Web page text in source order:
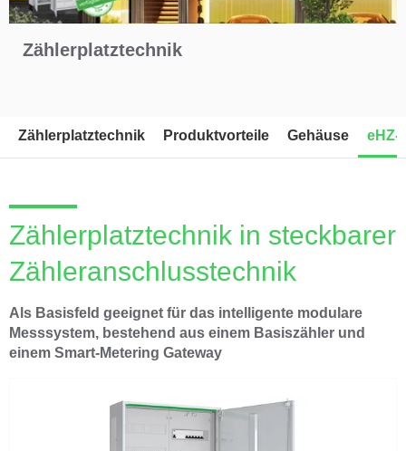
Zählerplatztechnik
Zählerplatztechnik Produktvorteile Gehäuse eHZ-
Zählerplatztechnik in steckbarer
Zähleranschlusstechnik
Als Basisfeld geeignet für das intelligente modulare
Messsystem, bestehend aus einem Basiszähler und
einem Smart-Metering Gateway